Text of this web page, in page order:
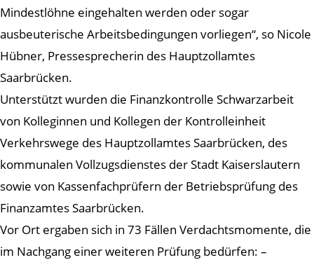
Mindestlöhne eingehalten werden oder sogar
ausbeuterische Arbeitsbedingungen vorliegen“, so Nicole
Hübner, Pressesprecherin des Hauptzollamtes
Saarbrücken.
Unterstützt wurden die Finanzkontrolle Schwarzarbeit
von Kolleginnen und Kollegen der Kontrolleinheit
Verkehrswege des Hauptzollamtes Saarbrücken, des
kommunalen Vollzugsdienstes der Stadt Kaiserslautern
sowie von Kassenfachprüfern der Betriebsprüfung des
Finanzamtes Saarbrücken.
Vor Ort ergaben sich in 73 Fällen Verdachtsmomente, die
im Nachgang einer weiteren Prüfung bedürfen: –